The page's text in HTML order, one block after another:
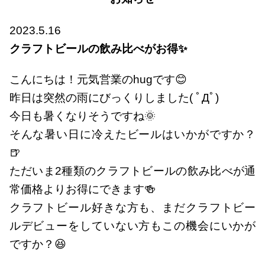
2023.5.16
クラフトビールの飲み比べがお得✨
こんにちは！元気営業のhugです😊
昨日は突然の雨にびっくりしました( ﾟДﾟ)
今日も暑くなりそうですね🌞
そんな暑い日に冷えたビールはいかがですか？
🍺
ただいま2種類のクラフトビールの飲み比べが通
常価格よりお得にできます🍻
クラフトビール好きな方も、まだクラフトビー
ルデビューをしていない方もこの機会にいかが
ですか？😆